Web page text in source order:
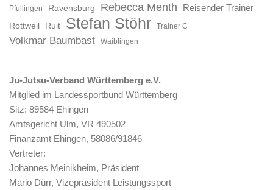
Pfullingen Ravensburg Rebecca Menth Reisender Trainer
Rottweil Ruit Stefan Stöhr Trainer C
Volkmar Baumbast Waiblingen
Ju-Jutsu-Verband Württemberg e.V.
Mitglied im Landessportbund Württemberg
Sitz: 89584 Ehingen
Amtsgericht Ulm, VR 490502
Finanzamt Ehingen, 58086/91846
Vertreter:
Johannes Meinikheim, Präsident
Mario Dürr, Vizepräsident Leistungssport